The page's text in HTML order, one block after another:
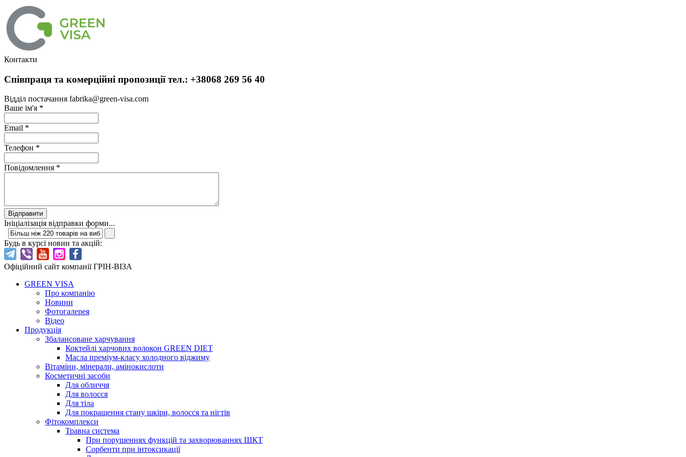
Контакти
Співпраця та комерційні пропозиції тел.: +38068 269 56 40
Відділ постачання fabrika@green-visa.com
Ваше ім'я *
Email *
Телефон *
Повідомлення *
Відправити
Ініціалізація відправки форми...
Будь в курсі новин та акцій:
Офіційний сайт компанії ГРІН-ВІЗА
GREEN VISA
Про компанію
Новини
Фотогалерея
Відео
Продукція
Збалансоване харчування
Коктейлі харчових волокон GREEN DIET
Масла преміум-класу холодного віджиму
Вітаміни, мінерали, амінокислоти
Косметичні засоби
Для обличчя
Для волосся
Для тіла
Для покращення стану шкіри, волосся та нігтів
Фітокомплекси
Травна система
При порушеннях функцій та захворюваннях ШКТ
Сорбенти при інтоксикації